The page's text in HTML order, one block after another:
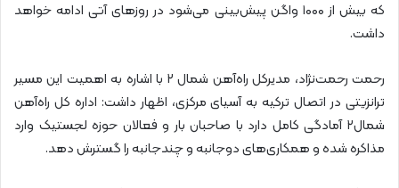
که بیش از ۱۰۰۰ واگن پیش‌بینی می‌شود در روزهای آتی ادامه خواهد
داشت.
رحمت رحمت‌نژاد، مدیرکل راه‌آهن شمال ۲ با اشاره به اهمیت این مسیر
ترانزیتی در اتصال ترکیه به آسیای مرکزی، اظهار داشت: اداره کل راه‌آهن
شمال۲ آمادگی کامل دارد با صاحبان بار و فعالان حوزه لجستیک وارد
مذاکره شده و همکاری‌های دوجانبه و چندجانبه را گسترش دهد.